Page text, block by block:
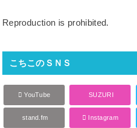
Reproduction is prohibited.
こちこのＳＮＳ
YouTube SUZURI
stand.fm Instagram